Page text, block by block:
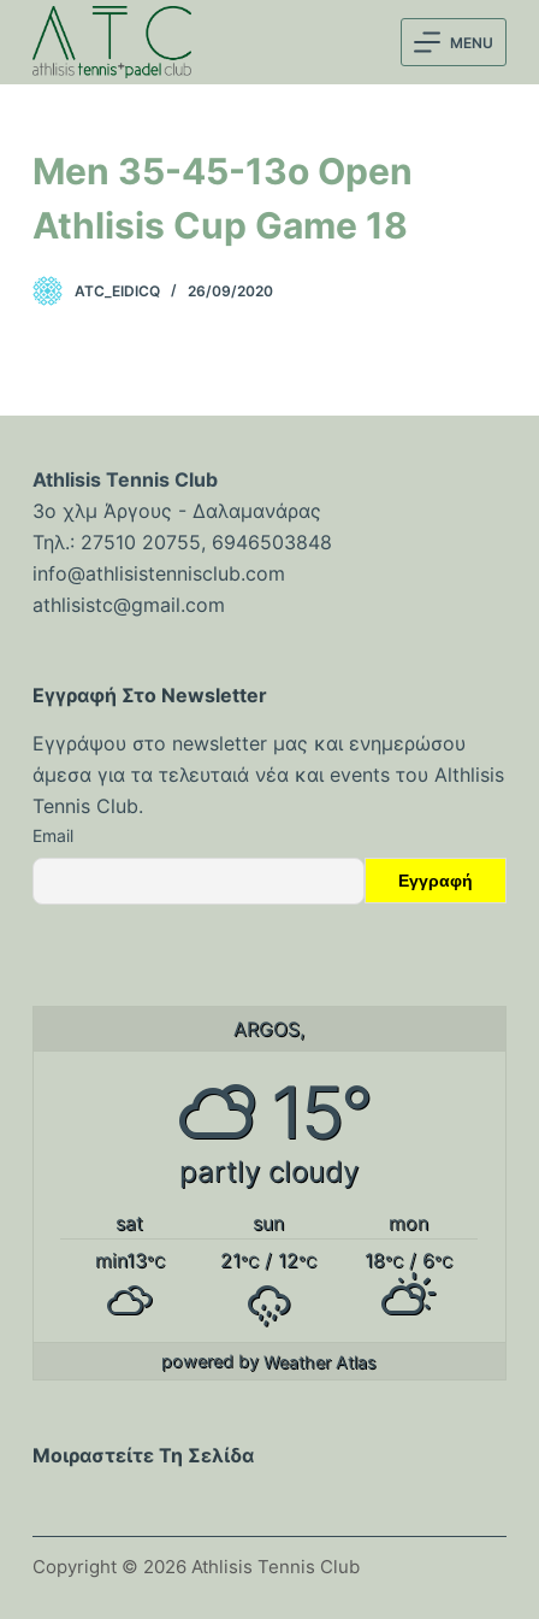
ε
τ
α
σ
χ
ό
ο
MENU
Men 35-45-13o Open
Athlisis Cup Game 18
ATC_EIDICQ 26/09/2020
Athlisis Tennis Club
3ο χλμ Άργους - Δαλαμανάρας
Τηλ.: 27510 20755, 6946503848
info@athlisistennisclub.com
athlisistc@gmail.com
Εγγραφή Στο Newsletter
Εγγράψου στο newsletter μας και ενημερώσου
άμεσα για τα τελευταιά νέα και events του Althlisis
Tennis Club.
Email
ARGOS,
15°
partly cloudy
sat sun
mon
min13°C 21°C/ 12°C 18°C/ 6°C
powered byWeather Atlas
Μοιραστείτε Τη Σελίδα
Copyright © 2026 Athlisis Tennis Club